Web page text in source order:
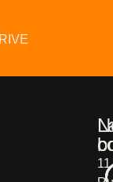
11